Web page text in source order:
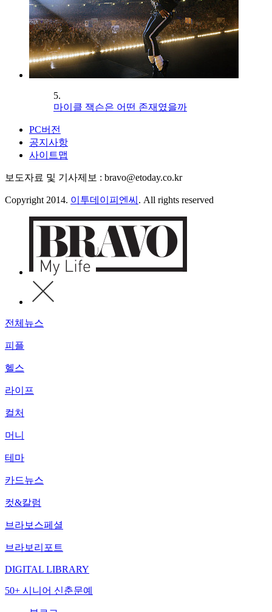
5.
마이클 잭슨은 어떤 존재였을까
PC버전
공지사항
사이트맵
보도자료 및 기사제보 : bravo@etoday.co.kr
Copyright 2014. 이투데이피엔씨 . All rights reserved
전체뉴스
피플
헬스
라이프
컬처
머니
테마
카드뉴스
컷&칼럼
브라보스페셜
브라보리포트
DIGITAL LIBRARY
50+ 시니어 신춘문예